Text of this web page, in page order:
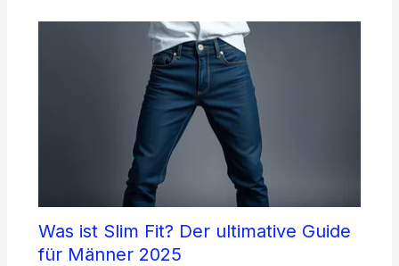
Was ist Slim Fit? Der ultimative Guide
für Männer 2025